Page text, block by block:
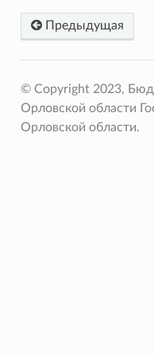
Предыдущая
© Copyright 2023,
Орловской области
Орловской области.